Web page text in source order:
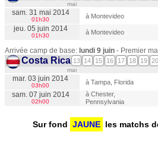
mai
sam. 31 mai 2014
01h30 à Montevideo
jeu. 05 juin 2014
01h30 à Montevideo
Arrivée camp de base: lundi 9 juin - Premier
Costa Rica 13 14 15 16 17 18 19 20
mai
mar. 03 juin 2014
03h00 à Tampa, Florida
sam. 07 juin 2014
02h00
à Chester,
Pennsylvania
Sur fond JAUNE les matchs